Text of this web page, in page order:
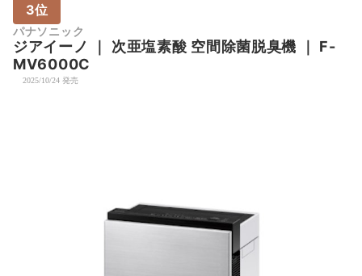
3位
パナソニック
ジアイーノ ｜ 次亜塩素酸 空間除菌脱臭機 ｜ F-
MV6000C
2025/10/24 発売